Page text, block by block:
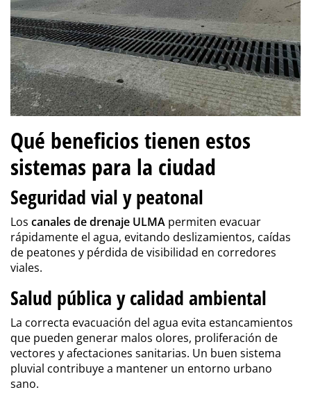
Qué beneficios tienen estos
sistemas para la ciudad
Seguridad vial y peatonal
Los canales de drenaje ULMA permiten evacuar
rápidamente el agua, evitando deslizamientos, caídas
de peatones y pérdida de visibilidad en corredores
viales.
Salud pública y calidad ambiental
La correcta evacuación del agua evita estancamientos
que pueden generar malos olores, proliferación de
vectores y afectaciones sanitarias. Un buen sistema
pluvial contribuye a mantener un entorno urbano
sano.